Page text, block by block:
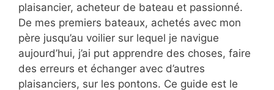
plaisancier, acheteur de bateau et passionné.
De mes premiers bateaux, achetés avec mon
père jusqu’au voilier sur lequel je navigue
aujourd’hui, j’ai put apprendre des choses, faire
des erreurs et échanger avec d’autres
plaisanciers, sur les pontons. Ce guide est le